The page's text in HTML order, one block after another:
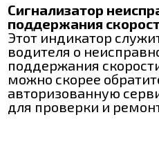
Сигнализатор
поддержания
Этот индикатор
водителя о
поддержания
можно скорее
авторизованную
для проверки и